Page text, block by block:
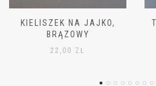
TALERZ DESER Ø15CM.
BRĄZOWY
55,00 ZŁ